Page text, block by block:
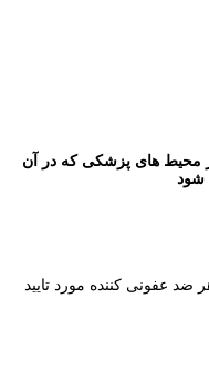
محیط های پزشکی که در آن
شود
ضد عفونی کننده مورد تایید